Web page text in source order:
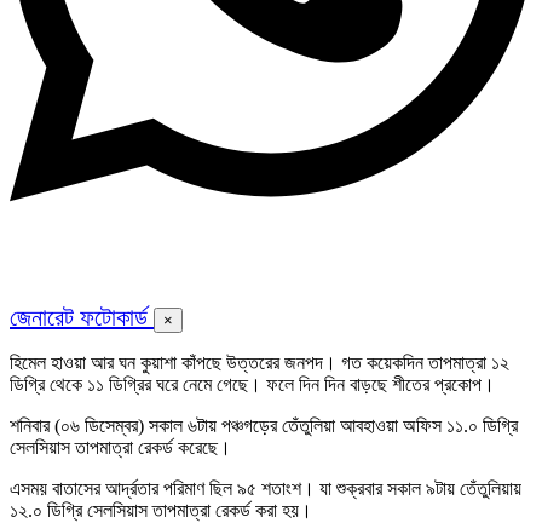
জেনারেট ফটোকার্ড ×
হিমেল হাওয়া আর ঘন কুয়াশা কাঁপছে উত্তরের জনপদ। গত কয়েকদিন তাপমাত্রা ১২
ডিগ্রি থেকে ১১ ডিগ্রির ঘরে নেমে গেছে। ফলে দিন দিন বাড়ছে শীতের প্রকোপ।
শনিবার (০৬ ডিসেম্বর) সকাল ৬টায় পঞ্চগড়ের তেঁতুলিয়া আবহাওয়া অফিস ১১.০ ডিগ্রি
সেলসিয়াস তাপমাত্রা রেকর্ড করেছে।
এসময় বাতাসের আর্দ্রতার পরিমাণ ছিল ৯৫ শতাংশ। যা শুক্রবার সকাল ৯টায় তেঁতুলিয়ায়
১২.০ ডিগ্রি সেলসিয়াস তাপমাত্রা রেকর্ড করা হয়।